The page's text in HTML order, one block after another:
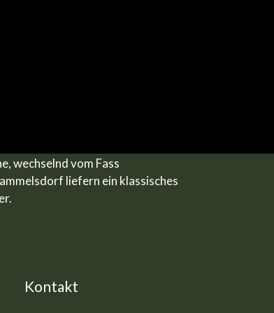
,wechselnd vom Fass
liefern ein klassisches
Kontakt